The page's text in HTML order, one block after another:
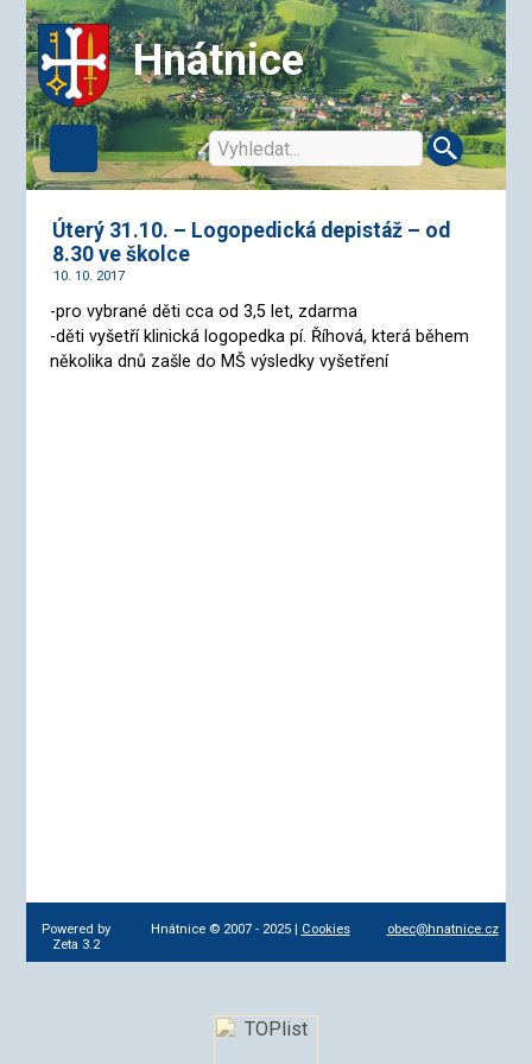
Hnátnice
Úterý 31.10. – Logopedická depistáž – od
8.30 ve školce
10. 10. 2017
-pro vybrané děti cca od 3,5 let, zdarma
-děti vyšetří klinická logopedka pí. Říhová, která během
několika dnů zašle do MŠ výsledky vyšetření
Powered by
Zeta 3.2
Hnátnice © 2007 - 2025 | Cookies obec@hnatnice.cz